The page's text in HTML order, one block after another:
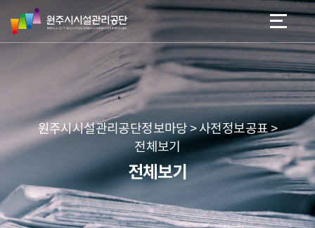
네
본문 바로가기
메뉴 바로가기
원
주
시
리
공
단
원주시시설관리공단정보마당 > 사전정보공표 >
전체보기
전체보기